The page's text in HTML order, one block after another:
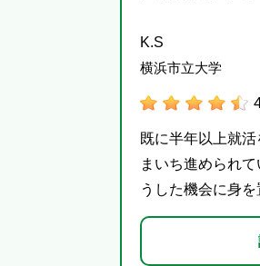
K.S
横浜市立大学
既に半年以上就
まいち進められ
うした機会に身